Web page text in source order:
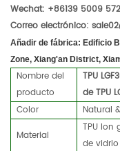
Wechat: +86139 5009
Correo electrónico:
Añadir de fábrica: Edificio
Zone, Xiang'an District,
Nombre del
producto
TPU
de TPU
Color
Natural
Material
TPU lon
de